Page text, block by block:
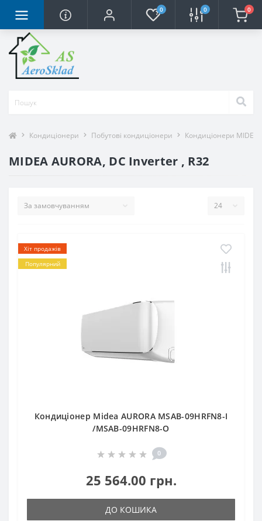
0 0 0
Кондиціонери Побутові кондиціонери Кондиціонери MIDEA
MIDEA AURORA, DC Inverter , R32
Хіт продажів
Популярний
Кондиціонер Midea AURORA MSAB-09HRFN8-I
/MSAB-09HRFN8-O
0
25 564.00 грн.
ДО КОШИКА